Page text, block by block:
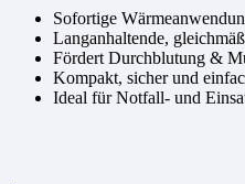
Sofortige
Langanhaltende,
Fördert Durchblutung &
Kompakt, sicher und
Ideal für Notfall- und